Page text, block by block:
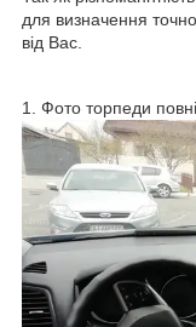
для визначення
від Вас.
1. Фото торпеди